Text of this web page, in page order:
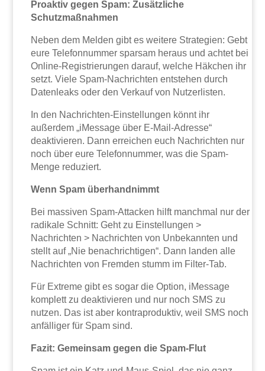
Proaktiv gegen Spam: Zusätzliche
Schutzmaßnahmen
Neben dem Melden gibt es weitere Strategien: Gebt
eure Telefonnummer sparsam heraus und achtet bei
Online-Registrierungen darauf, welche Häkchen ihr
setzt. Viele Spam-Nachrichten entstehen durch
Datenleaks oder den Verkauf von Nutzerlisten.
In den Nachrichten-Einstellungen könnt ihr
außerdem „iMessage über E-Mail-Adresse“
deaktivieren. Dann erreichen euch Nachrichten nur
noch über eure Telefonnummer, was die Spam-
Menge reduziert.
Wenn Spam überhandnimmt
Bei massiven Spam-Attacken hilft manchmal nur der
radikale Schnitt: Geht zu Einstellungen >
Nachrichten > Nachrichten von Unbekannten und
stellt auf „Nie benachrichtigen“. Dann landen alle
Nachrichten von Fremden stumm im Filter-Tab.
Für Extreme gibt es sogar die Option, iMessage
komplett zu deaktivieren und nur noch SMS zu
nutzen. Das ist aber kontraproduktiv, weil SMS noch
anfälliger für Spam sind.
Fazit: Gemeinsam gegen die Spam-Flut